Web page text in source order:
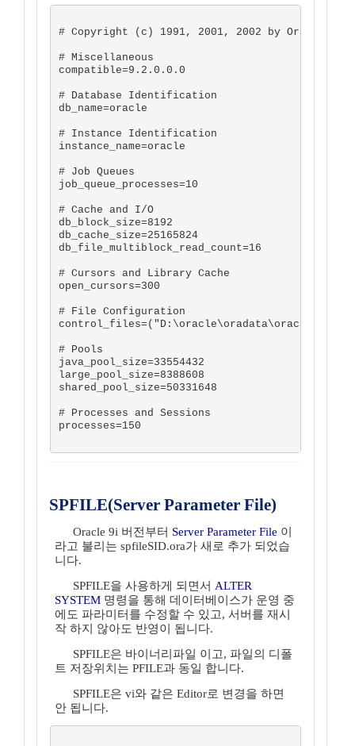
# Copyright (c) 1991, 2001, 2002 by Oracle
# Miscellaneous
compatible=9.2.0.0.0
# Database Identification
db_name=oracle
# Instance Identification
instance_name=oracle
# Job Queues
job_queue_processes=10
# Cache and I/O
db_block_size=8192
db_cache_size=25165824
db_file_multiblock_read_count=16
# Cursors and Library Cache
open_cursors=300
# File Configuration
# Pools
java_pool_size=33554432
large_pool_size=8388608
shared_pool_size=50331648
# Processes and Sessions
processes=150
SPFILE(Server Parameter File)
Oracle 9i 버전부터 Server Parameter File 이
라고 불리는 spfileSID.ora가 새로 추가 되었습
니다.
SPFILE을 사용하게 되면서 ALTER
SYSTEM 명령을 통해 데이터베이스가 운영 중
에도 파라미터를 수정할 수 있고, 서버를 재시
작 하지 않아도 반영이 됩니다.
SPFILE은 바이너리파일 이고, 파일의 디폴
트 저장위치는 PFILE과 동일 합니다.
SPFILE은 vi와 같은 Editor로 변경을 하면
안 됩니다.